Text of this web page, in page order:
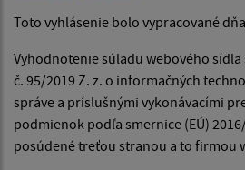
Toto vyhlásenie bolo vypracované
Vyhodnotenie súladu webového
č. 95/2019 Z. z. o informačných
správe a príslušnými vykonávacími
podmienok podľa smernice (EÚ)
posúdené treťou stranou a to firmou